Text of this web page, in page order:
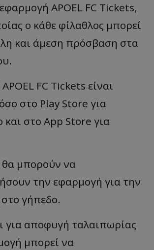
εφαρμογή APOEL FC Tickets,
ο κάθε φίλαθλος μπορεί
και άμεση πρόσβαση στα
FC Tickets είναι
στο Play Store για
στο App Store για
θα μπορούν να
την εφαρμογή για την
γήπεδο.
για αποφυγή ταλαιπωρίας
μπορεί να